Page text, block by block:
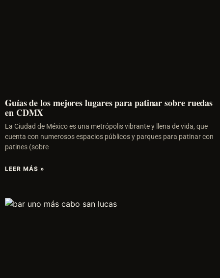
Guías de los mejores lugares para patinar sobre ruedas
en CDMX
La Ciudad de México es una metrópolis vibrante y llena de vida, que
cuenta con numerosos espacios públicos y parques para patinar con
patines (sobre
LEER MÁS »